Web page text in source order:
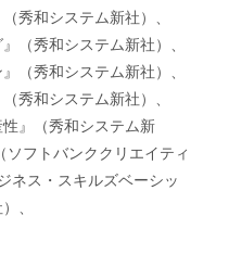
秀和システム新社）、
（秀和システム新社）、
（秀和システム新社）、
秀和システム新社）、
性』（秀和システム新
フトバンククリエイティ
ネス・スキルズベーシッ
、